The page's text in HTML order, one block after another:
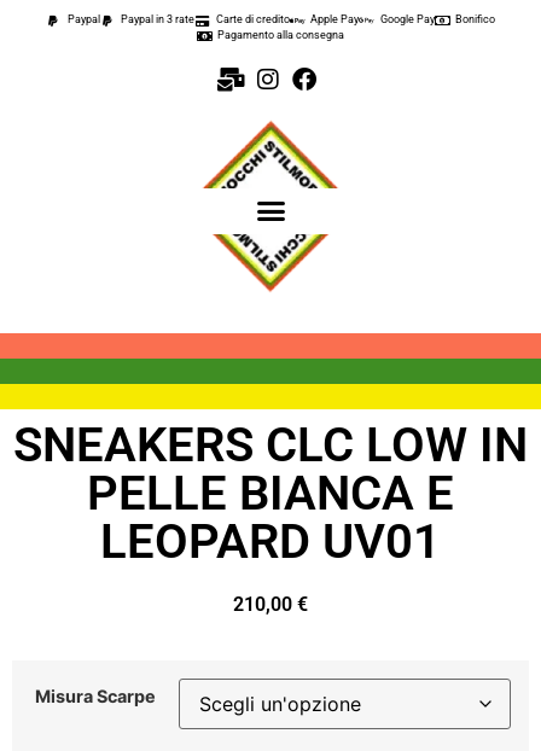
Paypal Paypal in 3 rate Carte di credito Apple Pay Google Pay
Bonifico
Pagamento alla consegna
SNEAKERS CLC LOW IN
PELLE BIANCA E
LEOPARD UV01
210,00 €
Misura Scarpe